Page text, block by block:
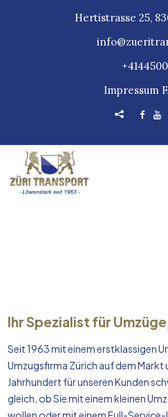
Hertistrasse 25,
Impressum
Ihr Spezialist für
Seit 1963 mit einem erstklassigen
Umzugsfirma Zürich auf dem Markt
Jahrhundert für unseren Kunden
gleich, ob Sie mit einem kleinen